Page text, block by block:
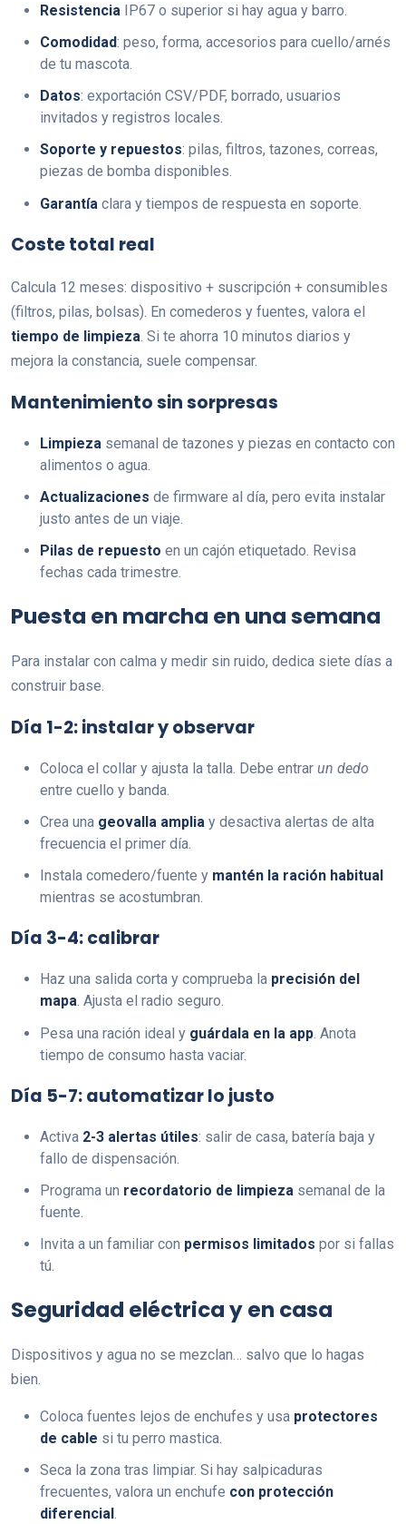
Resistencia IP67 o superior si hay agua y barro.
Comodidad: peso, forma, accesorios para cuello/arnés
de tu mascota.
Datos: exportación CSV/PDF, borrado, usuarios
invitados y registros locales.
Soporte y repuestos: pilas, filtros, tazones, correas,
piezas de bomba disponibles.
Garantía clara y tiempos de respuesta en soporte.
Coste total real
Calcula 12 meses: dispositivo + suscripción + consumibles
(filtros, pilas, bolsas). En comederos y fuentes, valora el
tiempo de limpieza . Si te ahorra 10 minutos diarios y
mejora la constancia, suele compensar.
Mantenimiento sin sorpresas
Limpieza semanal de tazones y piezas en contacto con
alimentos o agua.
Actualizaciones de firmware al día, pero evita instalar
justo antes de un viaje.
Pilas de repuesto en un cajón etiquetado. Revisa
fechas cada trimestre.
Puesta en marcha en una semana
Para instalar con calma y medir sin ruido, dedica siete días a
construir base.
Día 1-2: instalar y observar
Coloca el collar y ajusta la talla. Debe entrar un dedo
entre cuello y banda.
Crea una geovalla amplia y desactiva alertas de alta
frecuencia el primer día.
Instala comedero/fuente y mantén la ración habitual
mientras se acostumbran.
Día 3-4: calibrar
Haz una salida corta y comprueba la precisión del
mapa. Ajusta el radio seguro.
Pesa una ración ideal y guárdala en la app . Anota
tiempo de consumo hasta vaciar.
Día 5-7: automatizar lo justo
Activa 2-3 alertas útiles: salir de casa, batería baja y
fallo de dispensación.
Programa un recordatorio de limpieza semanal de la
fuente.
Invita a un familiar con permisos limitados por si fallas
tú.
Seguridad eléctrica y en casa
Dispositivos y agua no se mezclan… salvo que lo hagas
bien.
Coloca fuentes lejos de enchufes y usa protectores
de cable si tu perro mastica.
Seca la zona tras limpiar. Si hay salpicaduras
frecuentes, valora un enchufe con protección
diferencial.